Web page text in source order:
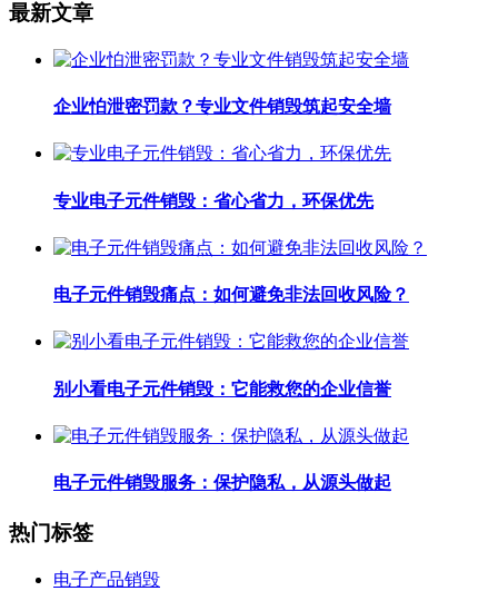
最新文章
企业怕泄密罚款？专业文件销毁筑起安全墙
专业电子元件销毁：省心省力，环保优先
电子元件销毁痛点：如何避免非法回收风险？
别小看电子元件销毁：它能救您的企业信誉
电子元件销毁服务：保护隐私，从源头做起
热门标签
电子产品销毁